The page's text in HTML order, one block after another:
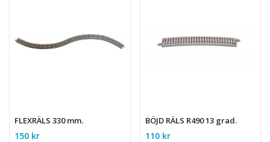
FLEXRÄLS 330 mm.
150 kr
BÖJD RÄLS R490 13 grad.
110 kr